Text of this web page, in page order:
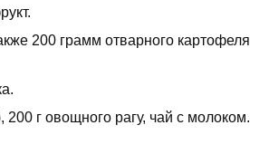
200 грамм отварного картофеля
г овощного рагу, чай с молоком.